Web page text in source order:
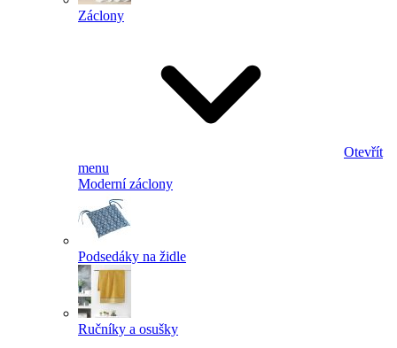
Záclony
Otevřít
menu
Moderní záclony
Podsedáky na židle
Ručníky a osušky